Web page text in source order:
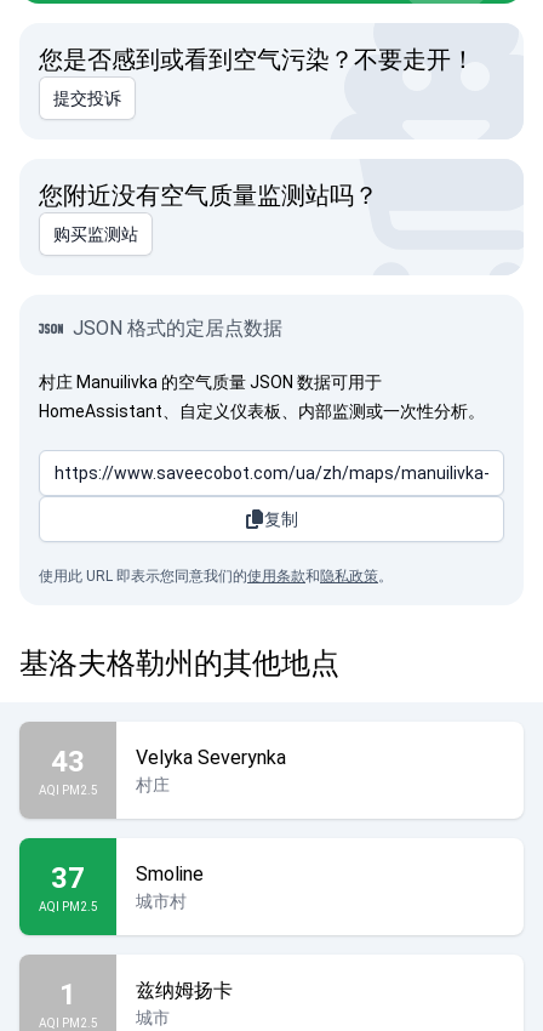
您是否感到或看到空气污染？不要走开！
提交投诉
您附近没有空气质量监测站吗？
购买监测站
JSON 格式的定居点数据
村庄 Manuilivka 的空气质量 JSON 数据可用于
HomeAssistant、自定义仪表板、内部监测或一次性分析。
复制
使用此 URL 即表示您同意我们的使用条款和隐私政策。
基洛夫格勒州的其他地点
43
AQI PM2.5
Velyka Severynka
村庄
37
AQI PM2.5
Smoline
城市村
1
AQI PM2.5
兹纳姆扬卡
城市